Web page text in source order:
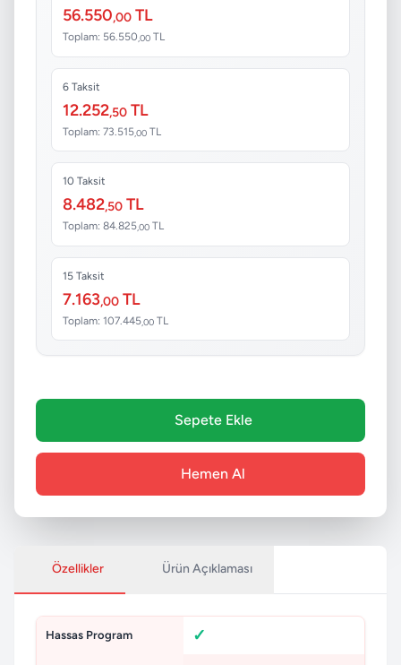
56.550,00 TL
Toplam: 56.550,00 TL
6 Taksit
12.252,50 TL
Toplam: 73.515,00 TL
10 Taksit
8.482,50 TL
Toplam: 84.825,00 TL
15 Taksit
7.163,00 TL
Toplam: 107.445,00 TL
Sepete Ekle
Hemen Al
Özellikler Ürün Açıklaması
Hassas Program